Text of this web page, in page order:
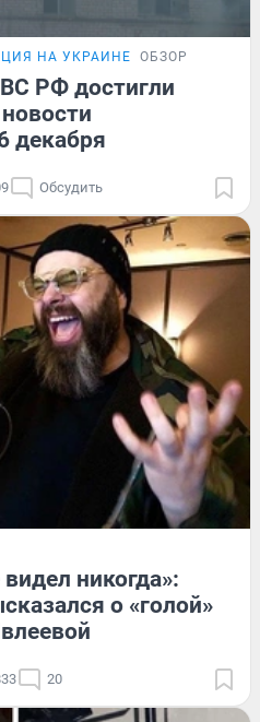
НА УКРАИНЕ ОБЗОР
РФ достигли
декабря
Обсудить
никогда»:
о «голой»
20